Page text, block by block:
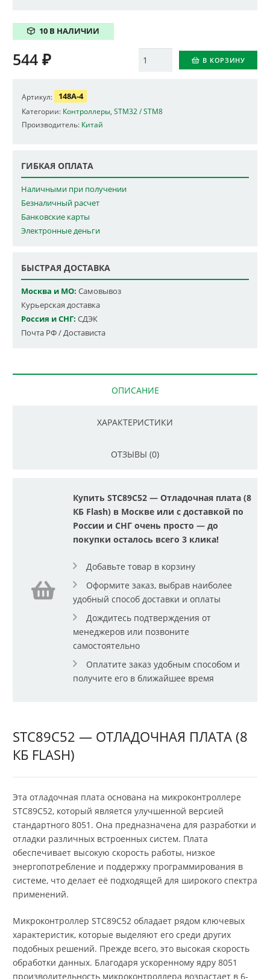
10 В НАЛИЧИИ
Количество В КОРЗИНУ
544 ₽
Артикул: 148A-4
Категории: Контроллеры STM32 / STM8
Производитель: Китай
ГИБКАЯ ОПЛАТА
Наличными при получении
Безналичный расчет
Банковские карты
Электронные деньги
БЫСТРАЯ ДОСТАВКА
Москва и МО: Самовывоз
Курьерская доставка
Россия и СНГ: СДЭК
Почта РФ / Достависта
ОПИСАНИЕ
ХАРАКТЕРИСТИКИ
ОТЗЫВЫ (0)
Купить STC89C52 — Отладочная плата (8
КБ Flash) в Москве или с доставкой по
России и СНГ очень просто — до
покупки осталось всего 3 клика!
Добавьте товар в корзину
Оформите заказ, выбрав наиболее
удобный способ доставки и оплаты
Дождитесь подтверждения от
менеджеров или позвоните
самостоятельно
Оплатите заказ удобным способом и
получите его в ближайшее время
STC89C52 — ОТЛАДОЧНАЯ ПЛАТА (8
КБ FLASH)
Эта отладочная плата основана на микроконтроллере
STC89C52, который является улучшенной версией
стандартного 8051. Она предназначена для разработки и
отладки различных встроенных систем. Плата
обеспечивает высокую скорость работы, низкое
энергопотребление и поддержку программирования в
системе, что делает её подходящей для широкого спектра
применений.
Микроконтроллер STC89C52 обладает рядом ключевых
характеристик, которые выделяют его среди других
подобных решений. Прежде всего, это высокая скорость
обработки данных. Благодаря ускоренному ядру 8051
производительность микроконтроллера возрастает в 6-